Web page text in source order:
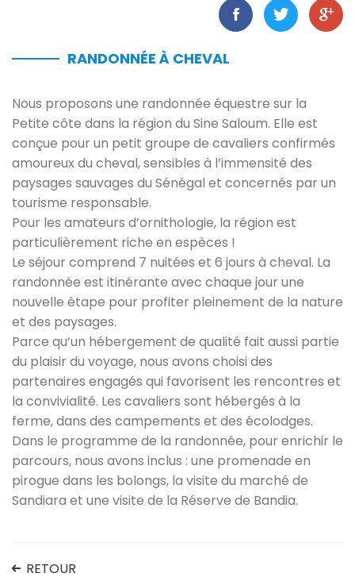
RANDONNÉE À CHEVAL
Nous proposons une randonnée équestre sur la
Petite côte dans la région du Sine Saloum. Elle est
conçue pour un petit groupe de cavaliers confirmés
amoureux du cheval, sensibles à l’immensité des
paysages sauvages du Sénégal et concernés par un
tourisme responsable.
Pour les amateurs d’ornithologie, la région est
particulièrement riche en espèces !
Le séjour comprend 7 nuitées et 6 jours à cheval. La
randonnée est itinérante avec chaque jour une
nouvelle étape pour profiter pleinement de la nature
et des paysages.
Parce qu’un hébergement de qualité fait aussi partie
du plaisir du voyage, nous avons choisi des
partenaires engagés qui favorisent les rencontres et
la convivialité. Les cavaliers sont hébergés à la
ferme, dans des campements et des écolodges.
Dans le programme de la randonnée, pour enrichir le
parcours, nous avons inclus : une promenade en
pirogue dans les bolongs, la visite du marché de
Sandiara et une visite de la Réserve de Bandia.
RETOUR